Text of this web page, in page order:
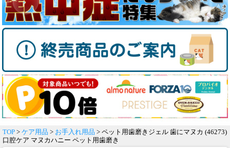
TOP > ケア用品 > お手入れ用品 > ペット用歯磨きジェル 歯にマヌカ (46273)
口腔ケア マヌカハニー ペット用歯磨き